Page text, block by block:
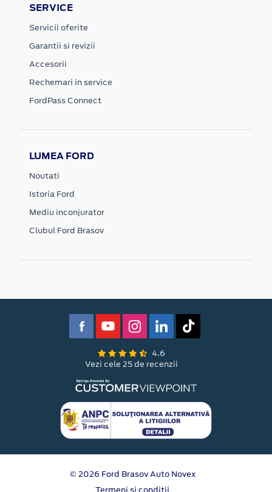
SERVICE
Servicii oferite
Garantii si revizii
Accesorii
Rechemari in service
FordPass Connect
LUMEA FORD
Noutati
Istoria Ford
Mediu inconjurator
Clubul Ford Brasov
4.6
Vezi cele 25 de recenzii
© 2026 Ford Brasov Auto Novex